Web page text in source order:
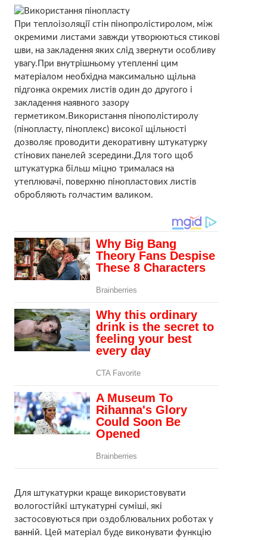
При теплоізоляції стін пінопролістиролом, між
окремими листами завжди утворюються стикові
шви, на закладення яких слід звернути особливу
увагу.При внутрішньому утепленні цим
матеріалом необхідна максимально щільна
підгонка окремих листів один до другого і
закладення наявного зазору
герметиком.Використання пінополістиролу
(пінопласту, піноплекс) високої щільності
дозволяє проводити декоративну штукатурку
стінових панелей зсередини.Для того щоб
штукатурка більш міцно трималася на
утеплювачі, поверхню пінопластових листів
обробляють голчастим валиком.
Для штукатурки краще використовувати
вологостійкі штукатурні суміші, які
застосовуються при оздоблювальних роботах у
ванній. Цей матеріал буде виконувати функцію